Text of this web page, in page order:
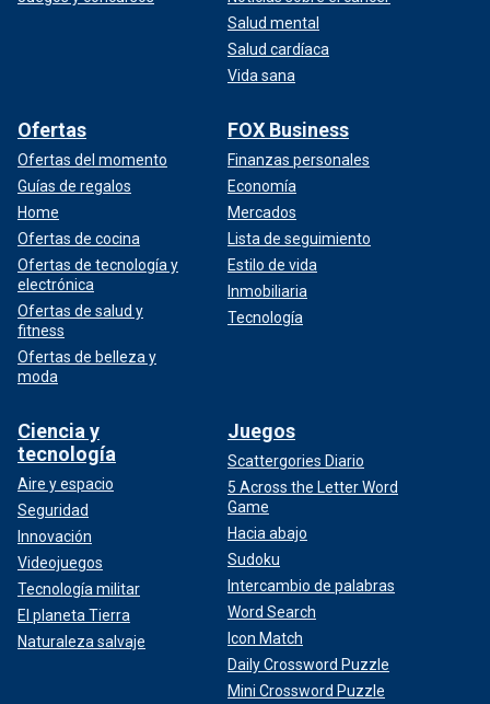
Salud mental
Salud cardíaca
Vida sana
Ofertas
Ofertas del momento
Guías de regalos
Home
Ofertas de cocina
Ofertas de tecnología y
electrónica
Ofertas de salud y
fitness
Ofertas de belleza y
moda
FOX Business
Finanzas personales
Economía
Mercados
Lista de seguimiento
Estilo de vida
Inmobiliaria
Tecnología
Ciencia y
tecnología
Aire y espacio
Seguridad
Innovación
Videojuegos
Tecnología militar
El planeta Tierra
Naturaleza salvaje
Juegos
Scattergories Diario
5 Across the Letter Word
Game
Hacia abajo
Sudoku
Intercambio de palabras
Word Search
Icon Match
Daily Crossword Puzzle
Mini Crossword Puzzle